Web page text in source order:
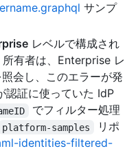
サンプ
レベルで構成され
有者は、Enterprise レ
会し、このエラーが発
認証に使っていた IdP
でフィルター処理
platform-samples
リポ
identities-filtered-